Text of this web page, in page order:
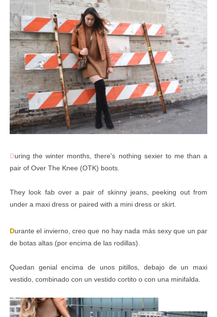
During the winter months, there's nothing sexier to me than a
pair of Over The Knee (OTK) boots.
They look fab over a pair of skinny jeans, peeking out from
under a maxi dress or paired with a mini dress or skirt.
Durante el invierno, creo que no hay nada más sexy que un par
de botas altas (por encima de las rodillas).
Quedan genial encima de unos pitillos, debajo de un maxi
vestido, combinado con un vestido cortito o con una minifalda.